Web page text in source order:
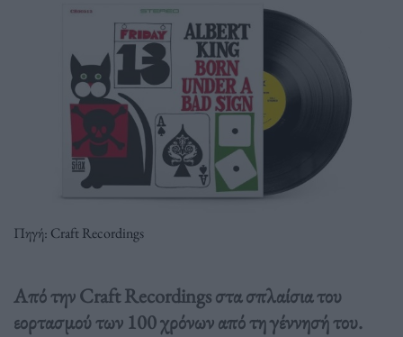
Πηγή: Craft Recordings
Από την Craft Recordings στα σπλαίσια του
εορτασμού των 100 χρόνων από τη γέννησή του.